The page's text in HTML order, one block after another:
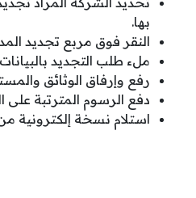
بها.
النقر فوق مربع تجديد
ملء طلب التجديد بالبيانات
رفع وإرفاق الوثائق
دفع الرسوم المترتبة على
استلام نسخة إلكترونية